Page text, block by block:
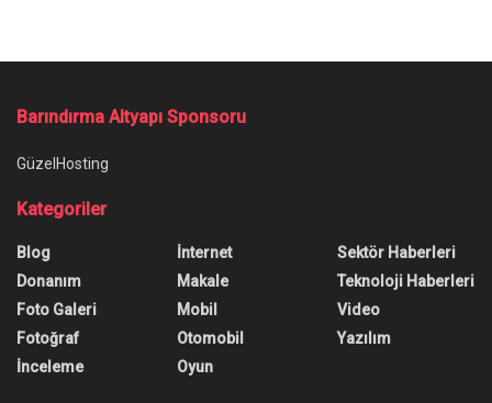
Yönlendirecek
Claude, Öğrencileri Soruları Tek
Başına Çözmeye Yönlendirecek
Claude, öğrencilere direkt cevap vermek yerine
onları yönlendirme görevi görecek bir öğrenme